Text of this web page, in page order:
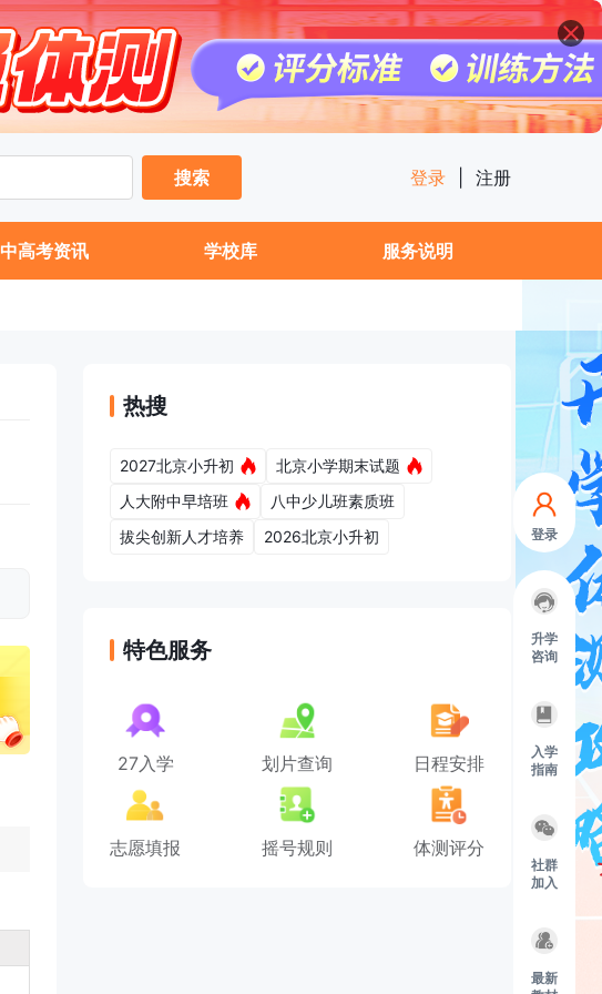
登录
升学
咨询
入学
指南
社群
加入
最新
搜索
登录 注册
中高考资讯 学校库 服务说明
热搜
2027北京小升初
北京小学期末试题
人大附中早培班
八中少儿班素质班
拔尖创新人才培养
2026北京小升初
特色服务
27入学 划片查询 日程安排
志愿填报 摇号规则 体测评分